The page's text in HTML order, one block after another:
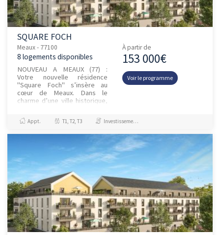
SQUARE FOCH
Meaux - 77100
8 logements disponibles
NOUVEAU A MEAUX (77) :
Votre nouvelle résidence
"Square Foch" s’insère au
cœur de Meaux. Dans le
charme d’une ville historique,
vous séduire par une adresse
al...
À partir de
153 000€
Voir le programme
Appt. T1, T2, T3 Investissement et Défiscalisation, Jeanbrun